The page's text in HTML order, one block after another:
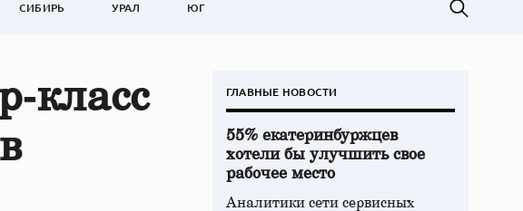
СИБИРЬ УРАЛ ЮГ
ГЛАВНЫЕ НОВОСТИ
55% екатеринбуржцев
хотели бы улучшить свое
рабочее место
Аналитики сети сервисных